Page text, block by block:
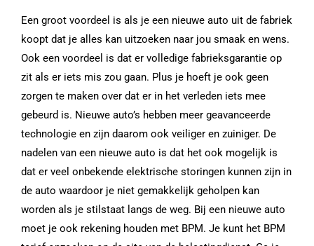
Een groot voordeel is als je een nieuwe auto uit de fabriek
koopt dat je alles kan uitzoeken naar jou smaak en wens.
Ook een voordeel is dat er volledige fabrieksgarantie op
zit als er iets mis zou gaan. Plus je hoeft je ook geen
zorgen te maken over dat er in het verleden iets mee
gebeurd is. Nieuwe auto’s hebben meer geavanceerde
technologie en zijn daarom ook veiliger en zuiniger. De
nadelen van een nieuwe auto is dat het ook mogelijk is
dat er veel onbekende elektrische storingen kunnen zijn in
de auto waardoor je niet gemakkelijk geholpen kan
worden als je stilstaat langs de weg. Bij een nieuwe auto
moet je ook rekening houden met BPM. Je kunt het BPM